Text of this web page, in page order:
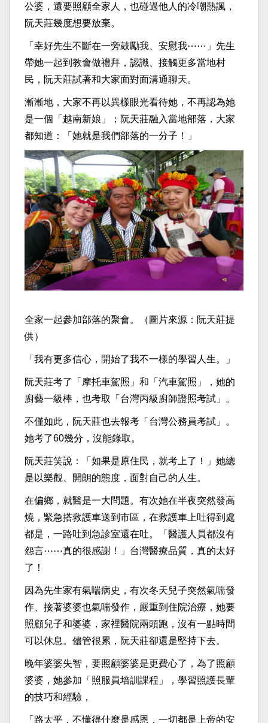
公婆，還要照顧全家人，也碰過他人的冷嘲熱諷，
阮天莊幾度想要放棄。
「幸好先生不斷在一旁鼓勵我、安慰我⋯⋯」先生
帶她一起到教會做禮拜，認識、接觸更多當地村
民，阮天莊試著和大家面對面溝通聊天。
漸漸地，大家不再以異樣眼光看待她，不再認為她
是一個「越南新娘」；阮天莊融入當地部落，大家
都知道：「她就是我們部落的一分子！」
全家一起參加部落的聚會。（圖片來源：阮天莊提
供）
「我有更多信心，開始了我不一樣的學習人生。」
阮天莊考了「摩托車駕照」和「汽車駕照」，她的
廚藝一級棒，也考取「台灣丙級廚師證照考試」。
不僅如此，阮天莊也去報考「台灣公務員考試」。
她考了60幾分，沒能錄取。
阮天莊笑說：「如果是原住民，就考上了！」她總
是以樂觀、開朗的態度，面對自己的人生。
在偏鄉，就醫是一大問題。有次她在半夜突然發高
燒，緊急搭救護車送到市區，在救護車上吐得到處
都是，一路吐到急診室還在吐。「醫護人員都沒有
怨言⋯⋯真的很感謝！」台灣醫療品質，真的太好
了！
因為先生家有氣喘病史，有次冬天兒子突然氣喘發
作、接著婆婆也氣喘發作，嚴重到住院治療，她要
照顧兒子和婆婆，家裡醫院兩頭跑，沒有一點時間
可以休息。儘管很累，阮天莊卻還是堅持下去。
晚年婆婆失智，要照顧婆婆是更費心了，為了照顧
婆婆，她參加「照服員培訓課程」，學習照護長輩
的技巧和經驗，
「路太平，不懂得什麼是感恩，一切都是上帝的安